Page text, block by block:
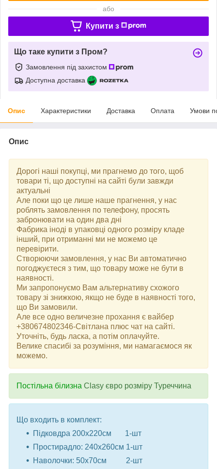
або
Купити з
Що таке купити з Пром?
Замовлення під захистом
Доступна доставка
Опис Характеристики Доставка Оплата Умови
Опис
Дорогі наші покупці, ми прагнемо до того, щоб
товари ті, що доступні на сайті були завжди
актуальні
Але поки що це лише наше прагнення, у нас
роблять замовлення по телефону, просять
забронювати на один два дні
Фабрика іноді в упаковці одного розміру кладе
інший, при отриманні ми не можемо це
перевірити.
Створюючи замовлення, у нас Ви автоматично
погоджуєтеся з тим, що товару може не бути в
наявності.
Ми запропонуємо Вам альтернативу схожого
товару зі знижкою, якщо не буде в наявності того,
що Ви замовили.
Але все одно величезне прохання є вайбер
+380674802346-Світлана плюс чат на сайті.
Уточніть, будь ласка, а потім оплачуйте.
Велике спасибі за розуміння, ми намагаємося як
можемо.
Постільна білизна Clasy євро розміру Туреччина
Що входить в комплект:
Підковдра 200x220см 1-шт
Простирадло: 240x260см 1-шт
Наволочки: 50x70см 2-шт